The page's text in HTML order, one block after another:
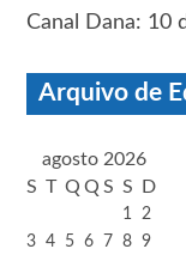
Canal Dana: 10
Arquivo de
agosto 2026
S T Q Q S S D
1
2
3 4 5 6 7 8 9